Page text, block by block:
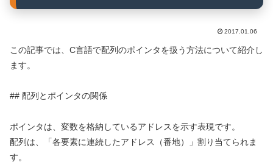
2017.01.06
この記事では、C言語で配列のポインタを扱う方法について紹介し
ます。
## 配列とポインタの関係
ポインタは、変数を格納しているアドレスを示す表現です。
配列は、「各要素に連続したアドレス（番地）」割り当てられま
す。